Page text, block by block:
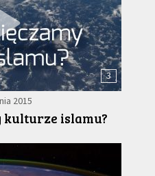
3
2015
kulturze islamu?